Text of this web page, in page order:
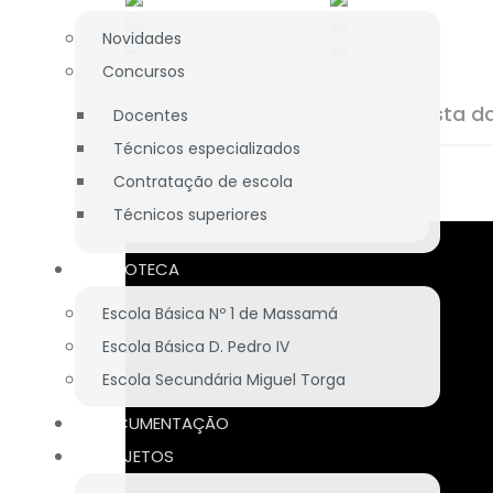
Novidades
Concursos
Docentes
Técnicos especializados
Contratação de escola
Técnicos superiores
BIBLIOTECA
Escola Básica Nº 1 de Massamá
Escola Básica D. Pedro IV
Escola Secundária Miguel Torga
DOCUMENTAÇÃO
PROJETOS
Já disponível a reportagem desta
Vídeo da Forum Estudante